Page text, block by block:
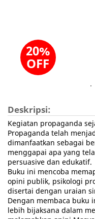
20%
OFF
Deskripsi:
Kegiatan propaganda
Propaganda telah
dimanfaatkan sebagai
menggapai apa yang
persuasive dan edukatif.
Buku ini mencoba
opini publik, psikologi
disertai dengan uraian
Dengan membaca buku
lebih bijaksana dalam